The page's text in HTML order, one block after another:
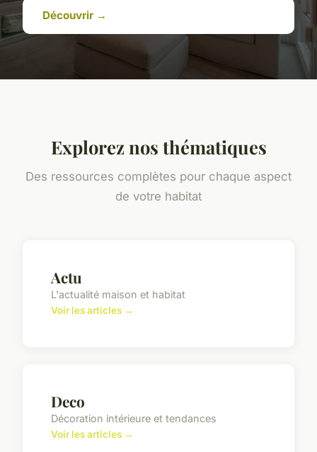
Découvrir →
Explorez nos thématiques
Des ressources complètes pour chaque aspect
de votre habitat
Actu
L'actualité maison et habitat
Voir les articles →
Deco
Décoration intérieure et tendances
Voir les articles →